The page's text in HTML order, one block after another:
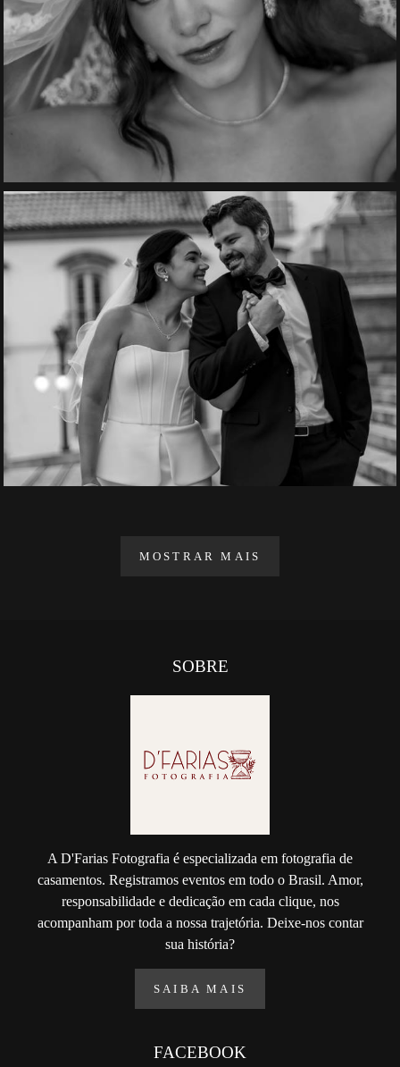
MOSTRAR MAIS
SOBRE
A D'Farias Fotografia é especializada em fotografia de
casamentos. Registramos eventos em todo o Brasil. Amor,
responsabilidade e dedicação em cada clique, nos
acompanham por toda a nossa trajetória. Deixe-nos contar
sua história?
SAIBA MAIS
FACEBOOK